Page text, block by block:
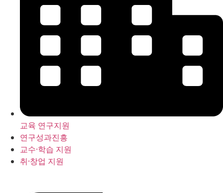
교육 연구지원
연구성과진흥
교수·학습 지원
취·창업 지원